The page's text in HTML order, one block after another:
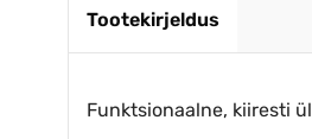
Tootekirjeldus
Funktsionaalne, kiiresti